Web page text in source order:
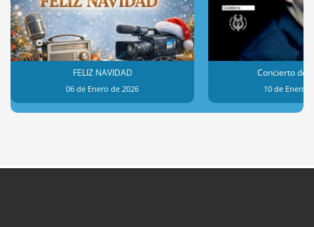
FELIZ NAVIDAD
06 de Enero de 2026
Concierto de
10 de Enero